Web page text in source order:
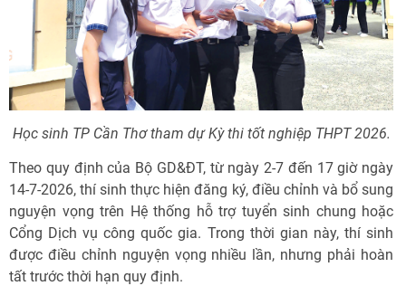
Học sinh TP Cần Thơ tham dự Kỳ thi tốt nghiệp THPT 2026.
Theo quy định của Bộ GD&ĐT, từ ngày 2-7 đến 17 giờ ngày
14-7-2026, thí sinh thực hiện đăng ký, điều chỉnh và bổ sung
nguyện vọng trên Hệ thống hỗ trợ tuyển sinh chung hoặc
Cổng Dịch vụ công quốc gia. Trong thời gian này, thí sinh
được điều chỉnh nguyện vọng nhiều lần, nhưng phải hoàn
tất trước thời hạn quy định.